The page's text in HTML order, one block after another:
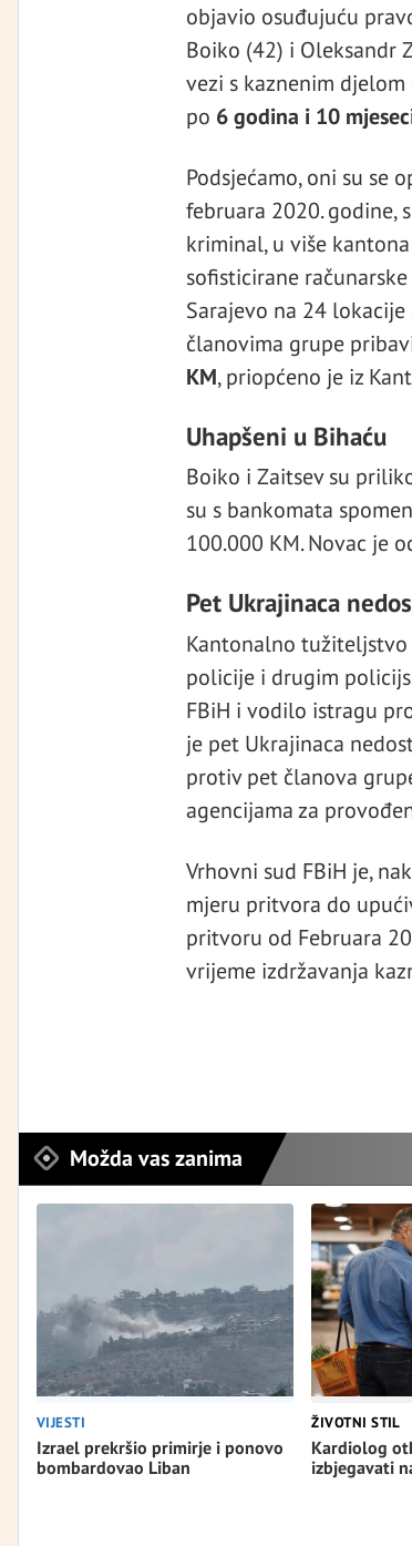
objavio osuđujuću
Boiko (42) i Oleksandr
vezi s kaznenim
po 6 godina i 10
Podsjećamo, oni su se
februara 2020. godine,
kriminal, u više
sofisticirane
Sarajevo na 24
članovima grupe
KM, priopćeno je iz
Uhapšeni u Bihaću
Boiko i Zaitsev su
su s bankomata
100.000 KM. Novac je
Pet Ukrajinaca
Kantonalno tužiteljstvo
policije i drugim
FBiH i vodilo istragu
je pet Ukrajinaca
protiv pet članova
agencijama za
Vrhovni sud FBiH je,
mjeru pritvora do
pritvoru od Februara
vrijeme izdržavanja
Možda vas zanima
VIJESTI
Izrael prekršio primirje i ponovo
bombardovao Liban
ŽIVOTNI STIL
Kardiolog
izbjegavati